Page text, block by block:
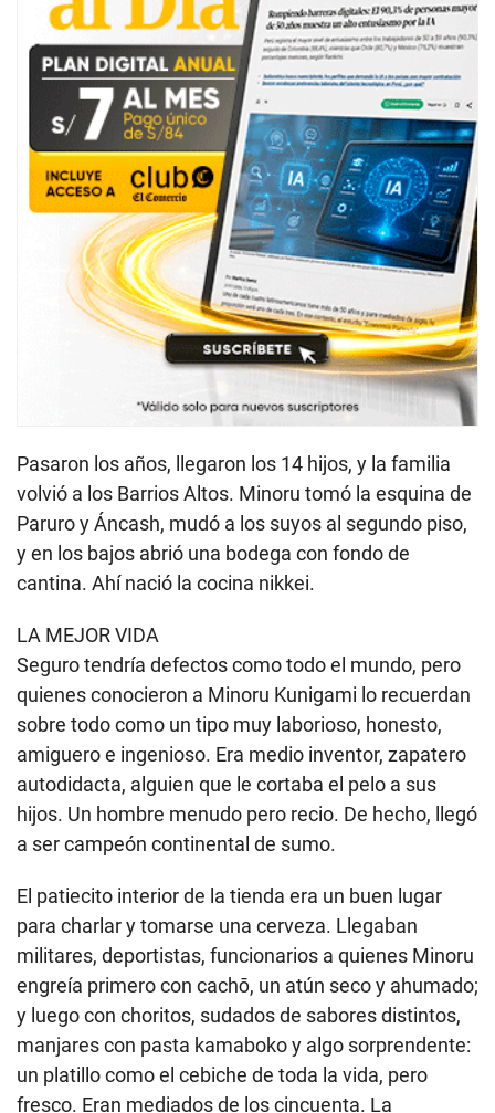
Pasaron los años, llegaron los 14 hijos, y la familia
volvió a los Barrios Altos. Minoru tomó la esquina de
Paruro y Áncash, mudó a los suyos al segundo piso,
y en los bajos abrió una bodega con fondo de
cantina. Ahí nació la cocina nikkei.
LA MEJOR VIDA
Seguro tendría defectos como todo el mundo, pero
quienes conocieron a Minoru Kunigami lo recuerdan
sobre todo como un tipo muy laborioso, honesto,
amiguero e ingenioso. Era medio inventor, zapatero
autodidacta, alguien que le cortaba el pelo a sus
hijos. Un hombre menudo pero recio. De hecho, llegó
a ser campeón continental de sumo.
El patiecito interior de la tienda era un buen lugar
para charlar y tomarse una cerveza. Llegaban
militares, deportistas, funcionarios a quienes Minoru
engreía primero con cachō, un atún seco y ahumado;
y luego con choritos, sudados de sabores distintos,
manjares con pasta kamaboko y algo sorprendente:
un platillo como el cebiche de toda la vida, pero
fresco. Eran mediados de los cincuenta. La